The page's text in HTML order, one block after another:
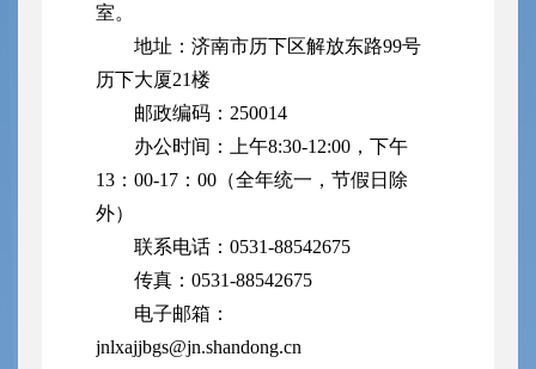
室。
地址：济南市历下区解放东路99号
历下大厦21楼
邮政编码：250014
办公时间：上午8:30-12:00，下午
13：00-17：00（全年统一，节假日除
外）
联系电话：0531-88542675
传真：0531-88542675
电子邮箱：
jnlxajjbgs@jn.shandong.cn